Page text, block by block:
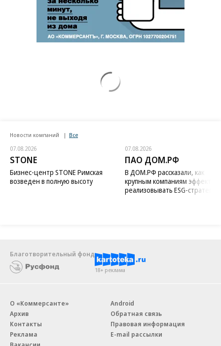
Новости компаний Все
07.08.2026
STONE
Бизнес-центр STONE Римская
возведен в полную высоту
07.08.2026
ПАО ДОМ.РФ
В ДОМ.РФ рассказали, как
крупным компаниям
реализовывать ESG-стратегию
Благотворительный фонд
18+ реклама
О «Коммерсанте»
Архив
Контакты
Реклама
Android
Обратная связь
Правовая информация
E-mail рассылки